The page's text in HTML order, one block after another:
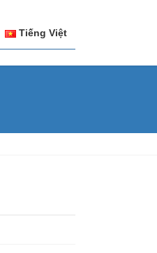
Tiếng Việt